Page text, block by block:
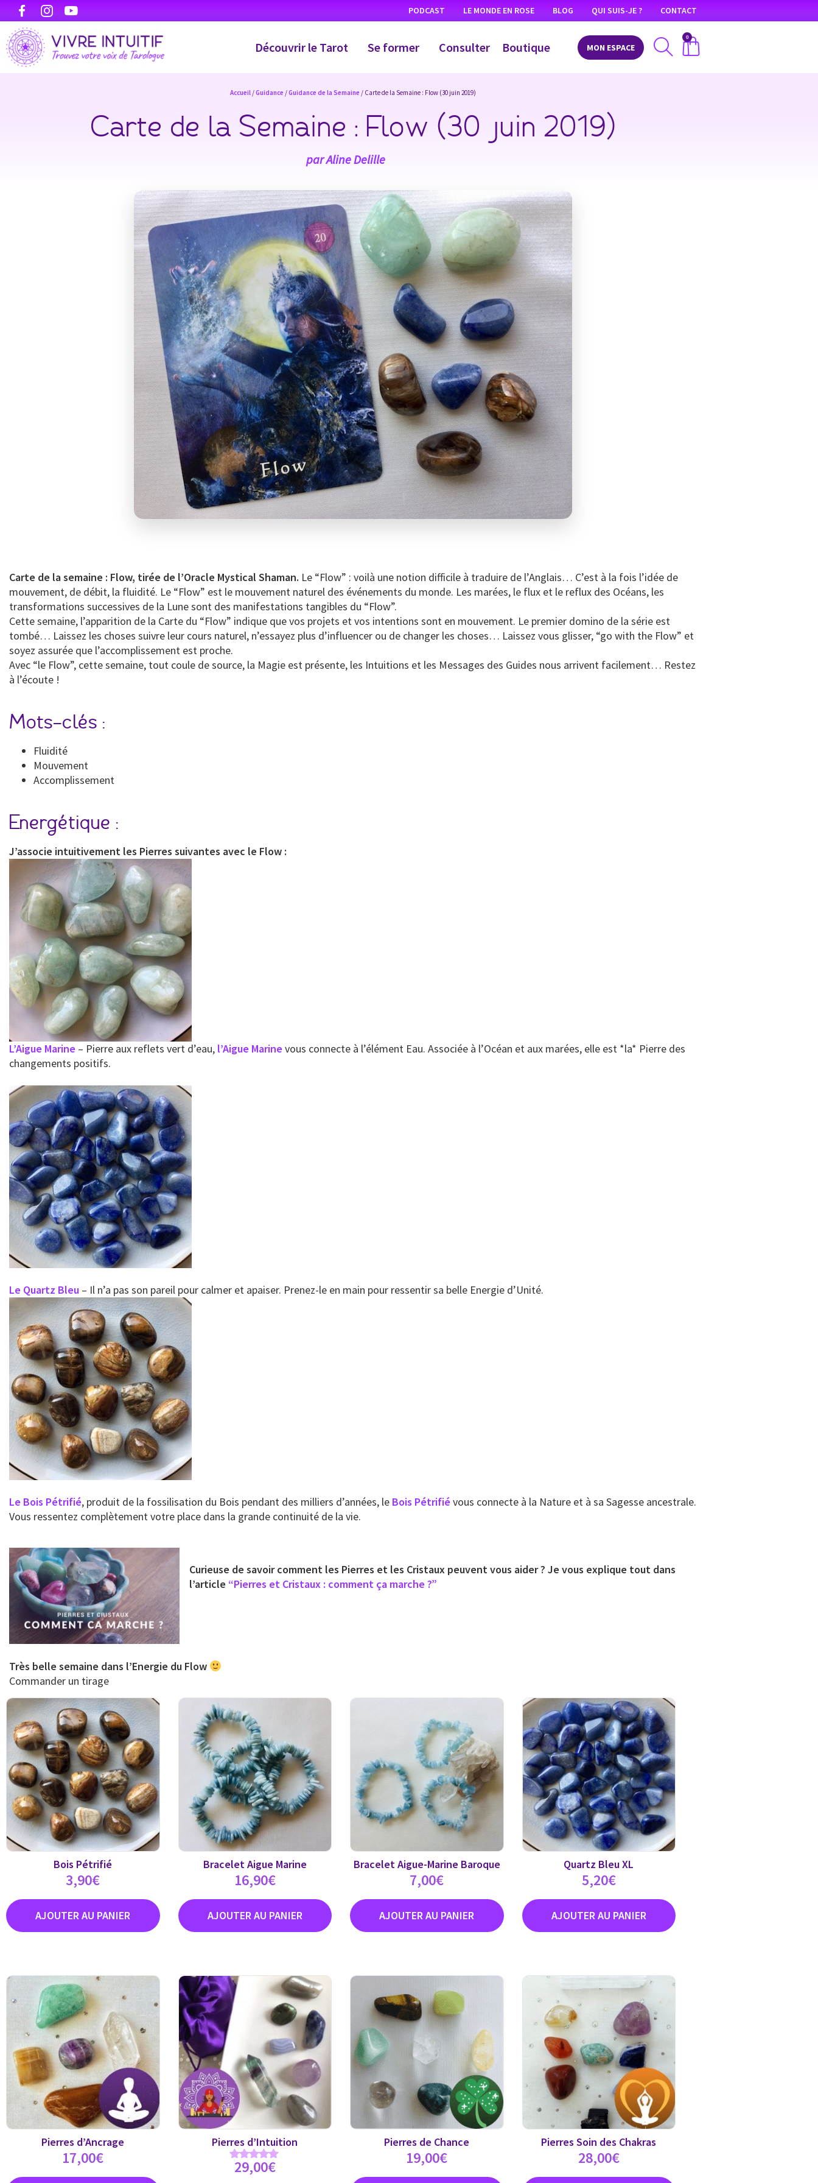
PODCAST LE MONDE EN ROSE BLOG QUI SUIS-JE ? CONTACT
Découvrir le Tarot Se former Consulter Boutique MON ESPACE
0
Accueil /Guidance /Guidance de la Semaine / Carte de la Semaine : Flow (30 juin 2019)
Carte de la Semaine : Flow (30 juin 2019)
parAline Delille
Carte de la semaine : Flow, tirée de l’Oracle Mystical Shaman. Le “Flow” : voilà une notion difficile à traduire de l’Anglais… C’est à la fois l’idée de
mouvement, de débit, la fluidité. Le “Flow” est le mouvement naturel des événements du monde. Les marées, le flux et le reflux des Océans, les
transformations successives de la Lune sont des manifestations tangibles du “Flow”.
Cette semaine, l’apparition de la Carte du “Flow” indique que vos projets et vos intentions sont en mouvement. Le premier domino de la série est
tombé… Laissez les choses suivre leur cours naturel, n’essayez plus d’influencer ou de changer les choses… Laissez vous glisser, “go with the Flow” et
soyez assurée que l’accomplissement est proche.
Avec “le Flow”, cette semaine, tout coule de source, la Magie est présente, les Intuitions et les Messages des Guides nous arrivent facilement… Restez
à l’écoute !
Mots-clés :
Fluidité
Mouvement
Accomplissement
Energétique :
J’associe intuitivement les Pierres suivantes avec le Flow :
L’Aigue Marine – Pierre aux reflets vert d’eau, l’Aigue Marine vous connecte à l’élément Eau. Associée à l’Océan et aux marées, elle est *la* Pierre des
changements positifs.
Le Quartz Bleu – Il n’a pas son pareil pour calmer et apaiser. Prenez-le en main pour ressentir sa belle Energie d’Unité.
Le Bois Pétrifié, produit de la fossilisation du Bois pendant des milliers d’années, le Bois Pétrifié vous connecte à la Nature et à sa Sagesse ancestrale.
Vous ressentez complètement votre place dans la grande continuité de la vie.
Curieuse de savoir comment les Pierres et les Cristaux peuvent vous aider ? Je vous explique tout dans
l’article “Pierres et Cristaux : comment ça marche ?”
Très belle semaine dans l’Energie du Flow
Commander un tirage
Bois Pétrifié
3,90€
Bracelet Aigue Marine
16,90€
Bracelet Aigue-Marine Baroque
7,00€
Quartz Bleu XL
5,20€
Pierres d’Ancrage
17,00€
Pierres d’Intuition
Note
5.00
29,00€
Pierres de Chance
19,00€
Pierres Soin des Chakras
28,00€